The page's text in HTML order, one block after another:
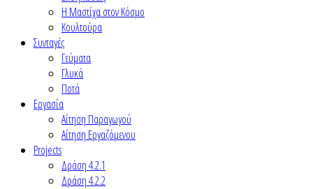
Η Μαστίχα στον Κόσμο
Κουλτούρα
Συνταγές
Γεύματα
Γλυκά
Ποτά
Εργασία
Αίτηση Παραγωγού
Αίτηση Εργαζόμενου
Projects
Δράση 4.2.1
Δράση 4.2.2